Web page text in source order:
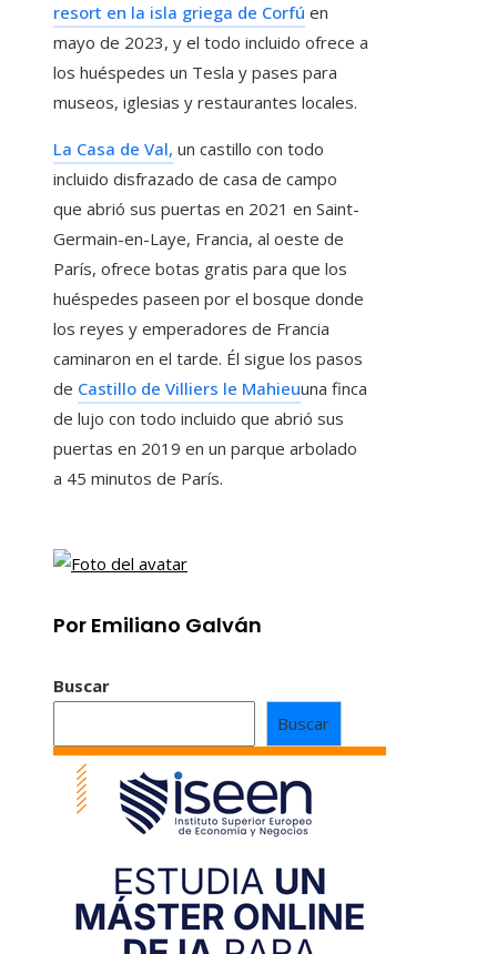
resort en la isla griega de Corfú en
mayo de 2023, y el todo incluido ofrece a
los huéspedes un Tesla y pases para
museos, iglesias y restaurantes locales.
La Casa de Val, un castillo con todo
incluido disfrazado de casa de campo
que abrió sus puertas en 2021 en Saint-
Germain-en-Laye, Francia, al oeste de
París, ofrece botas gratis para que los
huéspedes paseen por el bosque donde
los reyes y emperadores de Francia
caminaron en el tarde. Él sigue los pasos
de Castillo de Villiers le Mahieuuna finca
de lujo con todo incluido que abrió sus
puertas en 2019 en un parque arbolado
a 45 minutos de París.
Por Emiliano Galván
Buscar
Buscar